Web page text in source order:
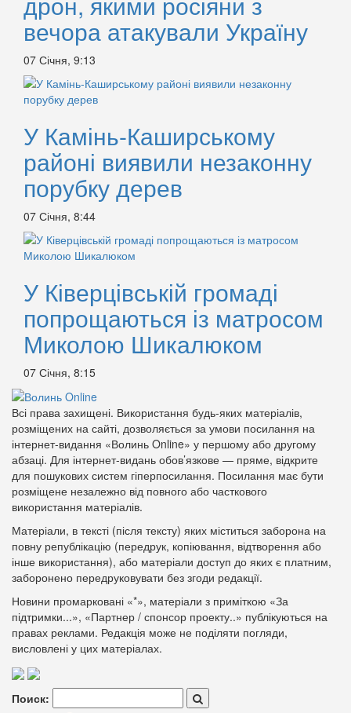
вечора атакували Україну
07 Січня, 9:13
У Камінь-Каширському
районі виявили незаконну
порубку дерев
07 Січня, 8:44
У Ківерцівській громаді
попрощаються із матросом
Миколою Шикалюком
07 Січня, 8:15
Всі права захищені. Використання будь-яких матеріалів,
розміщених на сайті, дозволяється за умови посилання на
інтернет-видання «Волинь Online» у першому або другому
абзаці. Для інтернет-видань обов’язкове — пряме, відкрите
для пошукових систем гіперпосилання. Посилання має бути
розміщене незалежно від повного або часткового
використання матеріалів.
Матеріали, в тексті (після тексту) яких міститься заборона на
повну републікацію (передрук, копіювання, відтворення або
інше використання), або матеріали доступ до яких є платним,
заборонено передруковувати без згоди редакції.
Новини промарковані «*», матеріали з приміткою «За
підтримки...», «Партнер / спонсор проекту..» публікуються на
правах реклами. Редакція може не поділяти погляди,
висловлені у цих матеріалах.
Поиск: